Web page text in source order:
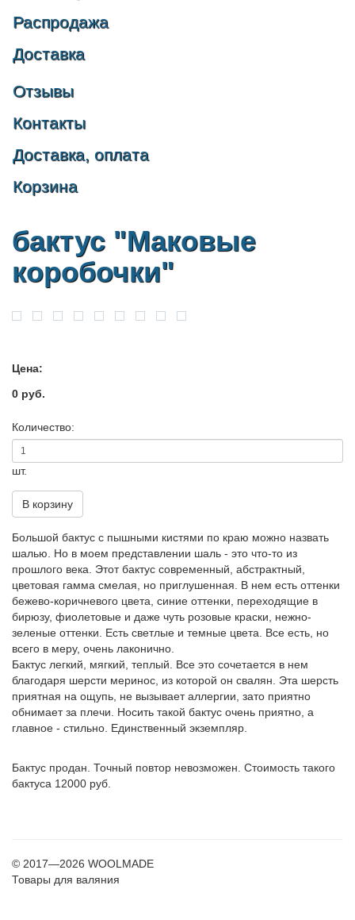
Распродажа
Доставка
Отзывы
Контакты
Доставка, оплата
Корзина
бактус "Маковые
коробочки"
Цена:
0 руб.
Количество:
шт.
В корзину
Большой бактус с пышными кистями по краю можно назвать
шалью. Но в моем представлении шаль - это что-то из
прошлого века. Этот бактус современный, абстрактный,
цветовая гамма смелая, но приглушенная. В нем есть оттенки
бежево-коричневого цвета, синие оттенки, переходящие в
бирюзу, фиолетовые и даже чуть розовые краски, нежно-
зеленые оттенки. Есть светлые и темные цвета. Все есть, но
всего в меру, очень лаконично.
Бактус легкий, мягкий, теплый. Все это сочетается в нем
благодаря шерсти меринос, из которой он свалян. Эта шерсть
приятная на ощупь, не вызывает аллергии, зато приятно
обнимает за плечи. Носить такой бактус очень приятно, а
главное - стильно. Единственный экземпляр.
Бактус продан. Точный повтор невозможен. Стоимость такого
бактуса 12000 руб.
© 2017—2026 WOOLMADE
Товары для валяния